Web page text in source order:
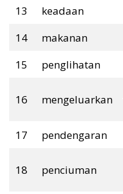
13
keadaan
14
makanan
15
penglihatan
16 mengeluarkan
17 pendengaran
18 penciuman